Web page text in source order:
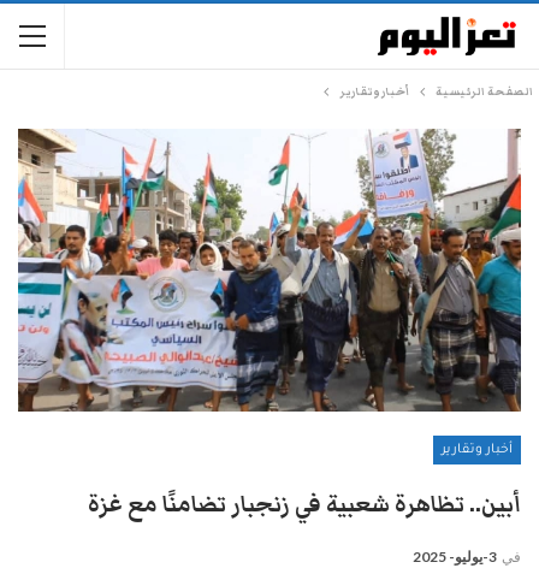
الصفحة الرئيسية أخبار وتقارير
أخبار وتقارير
أبين.. تظاهرة شعبية في زنجبار تضامنًا مع غزة
في 3-يوليو- 2025